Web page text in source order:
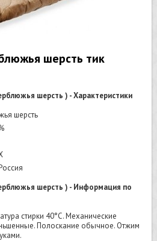
шерсть тик
шерсть ) - Характеристики
шерсть
шерсть ) - Информация по
стирки 40°C. Механические
Полоскание обычное. Отжим